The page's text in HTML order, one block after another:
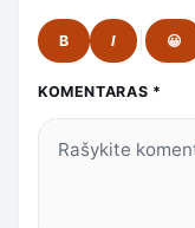
B I 😀
KOMENTARAS *